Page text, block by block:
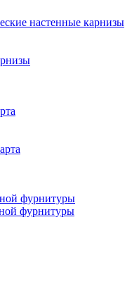
настенные карнизы
фурнитуры
фурнитуры